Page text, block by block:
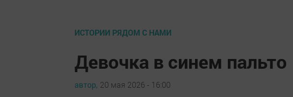
ИСТОРИИ РЯДОМ С НАМИ
Девочка в синем пальто
автор, 20 мая 2026 - 16:00